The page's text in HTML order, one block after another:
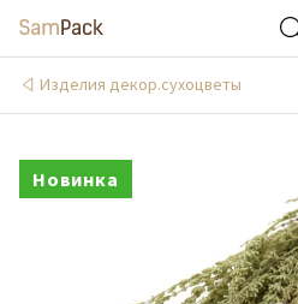
Изделия декор.сухоцветы
Новинка